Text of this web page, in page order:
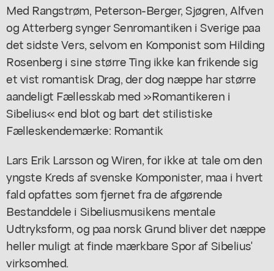
Med Rangstrøm, Peterson-Berger, Sjøgren, Alfven
og Atterberg synger Senromantiken i Sverige paa
det sidste Vers, selvom en Komponist som Hilding
Rosenberg i sine større Ting ikke kan frikende sig
et vist romantisk Drag, der dog næppe har større
aandeligt Fællesskab med »Romantikeren i
Sibelius« end blot og bart det stilistiske
Fælleskendemærke: Romantik
Lars Erik Larsson og Wiren, for ikke at tale om den
yngste Kreds af svenske Komponister, maa i hvert
fald opfattes som fjernet fra de afgørende
Bestanddele i Sibeliusmusikens mentale
Udtryksform, og paa norsk Grund bliver det næppe
heller muligt at finde mærkbare Spor af Sibelius'
virksomhed.